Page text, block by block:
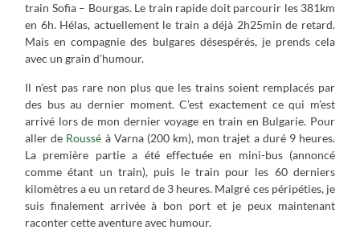
train Sofia – Bourgas. Le train rapide doit parcourir les 381km
en 6h. Hélas, actuellement le train a déjà 2h25min de retard.
Mais en compagnie des bulgares désespérés, je prends cela
avec un grain d’humour.
Il n’est pas rare non plus que les trains soient remplacés par
des bus au dernier moment. C’est exactement ce qui m’est
arrivé lors de mon dernier voyage en train en Bulgarie. Pour
aller de Roussé à Varna (200 km), mon trajet a duré 9 heures.
La première partie a été effectuée en mini-bus (annoncé
comme étant un train), puis le train pour les 60 derniers
kilomètres a eu un retard de 3 heures. Malgré ces péripéties, je
suis finalement arrivée à bon port et je peux maintenant
raconter cette aventure avec humour.